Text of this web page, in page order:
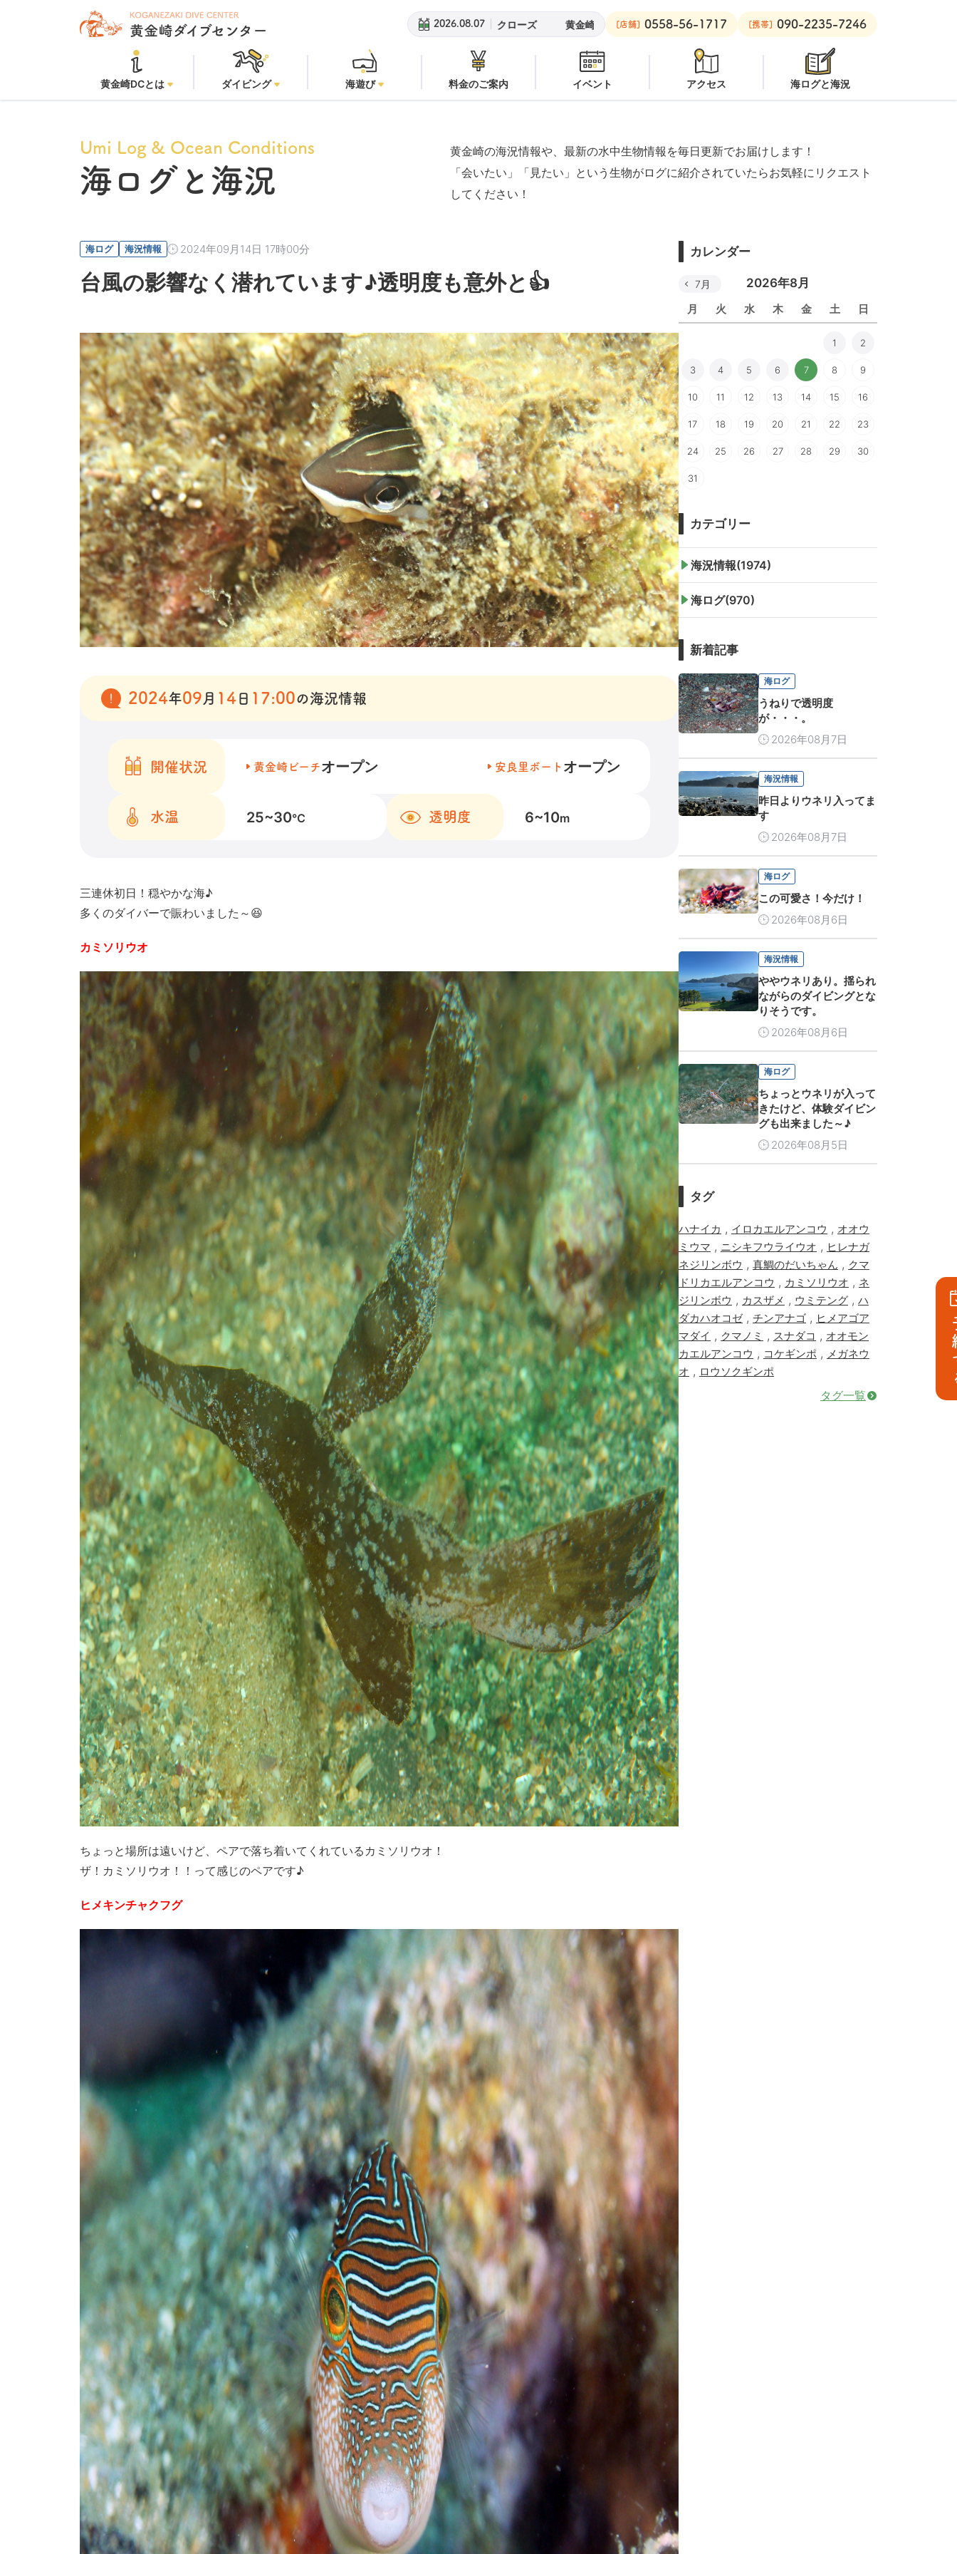
2026.08.07 黄金崎ビーチ：潜水注意 安良里ボート：
黄金崎ビーチ： 潜水注意 安良里ボート：クローズ
[店舗] 0558-56-1717 [携帯] 090-2235-7246
黄金崎DCとは ダイビング 海遊び 料金のご案内 イベント アクセス 海ログと海況
Umi Log & Ocean Conditions
海ログと海況
黄金崎の海況情報や、最新の水中生物情報を毎日更新でお届けします！
「会いたい」「見たい」という生物がログに紹介されていたらお気軽にリクエスト
してください！
海ログ 海況情報 2024年09月14日 17時00分
台風の影響なく潜れています♪透明度も意外と👍
2024年09 月 14 日 17:00の海況情報
開催状況 黄金崎ビーチオープン 安良里ボート オープン
水温 25~30℃ 透明度 6~10m
三連休初日！穏やかな海♪
多くのダイバーで賑わいました～😆
カミソリウオ
ちょっと場所は遠いけど、ペアで落ち着いてくれているカミソリウオ！
ザ！カミソリウオ！！って感じのペアです♪
ヒメキンチャクフグ
カレンダー
2026年8月
月 火 水 木 金 土 日
7月
1 2
3 4 5 6 7 8 9
10 11 12 13 14 15 16
17 18 19 20 21 22 23
24 25 26 27 28 29 30
31
カテゴリー
海況情報(1974)
海ログ(970)
新着記事
海ログ
うねりで透明度
が・・・。
2026年08月7日
海況情報
昨日よりウネリ入ってま
す
2026年08月7日
海ログ
この可愛さ！今だけ！
2026年08月6日
海況情報
ややウネリあり。揺られ
ながらのダイビングとな
りそうです。
2026年08月6日
海ログ
ちょっとウネリが入って
きたけど、体験ダイビン
グも出来ました～♪
2026年08月5日
タグ
ハナイカ , イロカエルアンコウ , オオウ
ミウマ , ニシキフウライウオ , ヒレナガ
ネジリンボウ , 真鯛のだいちゃん , クマ
ドリカエルアンコウ , カミソリウオ , ネ
ジリンボウ , カスザメ , ウミテング , ハ
ダカハオコゼ, チンアナゴ , ヒメアゴア
マダイ , クマノミ , スナダコ , オオモン
カエルアンコウ , コケギンポ , メガネウ
オ , ロウソクギンポ
タグ一覧